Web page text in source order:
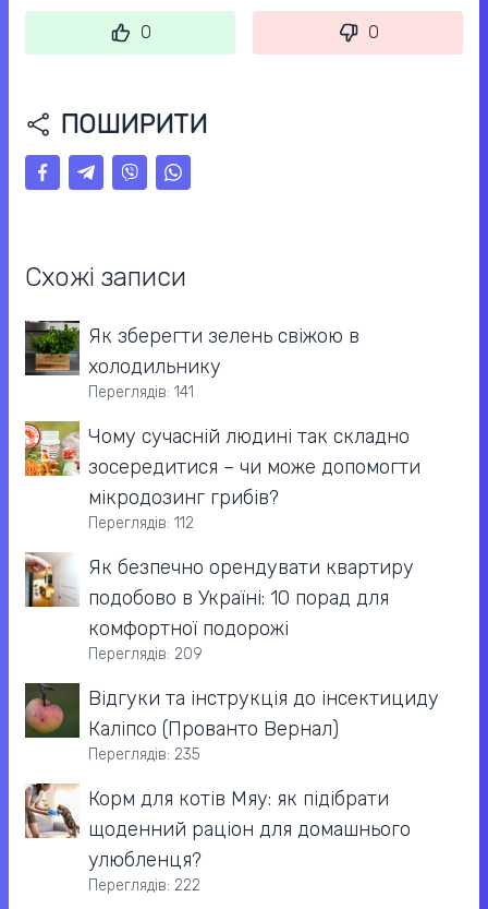
0 0
ПОШИРИТИ
Схожі записи
Як зберегти зелень свіжою в
холодильнику
Переглядів: 141
Чому сучасній людині так складно
зосередитися – чи може допомогти
мікродозинг грибів?
Переглядів: 112
Як безпечно орендувати квартиру
подобово в Україні: 10 порад для
комфортної подорожі
Переглядів: 209
Відгуки та інструкція до інсектициду
Каліпсо (Прованто Вернал)
Переглядів: 235
Корм для котів Мяу: як підібрати
щоденний раціон для домашнього
улюбленця?
Переглядів: 222